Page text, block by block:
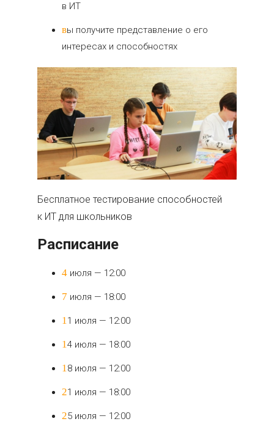
в ИТ
вы получите представление о его
интересах и способностях
Бесплатное тестирование способностей
к ИТ для школьников
Расписание
4 июля — 12:00
7 июля — 18:00
11 июля — 12:00
14 июля — 18:00
18 июля — 12:00
21 июля — 18:00
25 июля — 12:00